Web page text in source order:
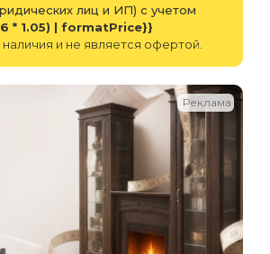
лиц и ИП) с учетом
* 1.05) | formatPrice}}
и не является офертой.
Реклама